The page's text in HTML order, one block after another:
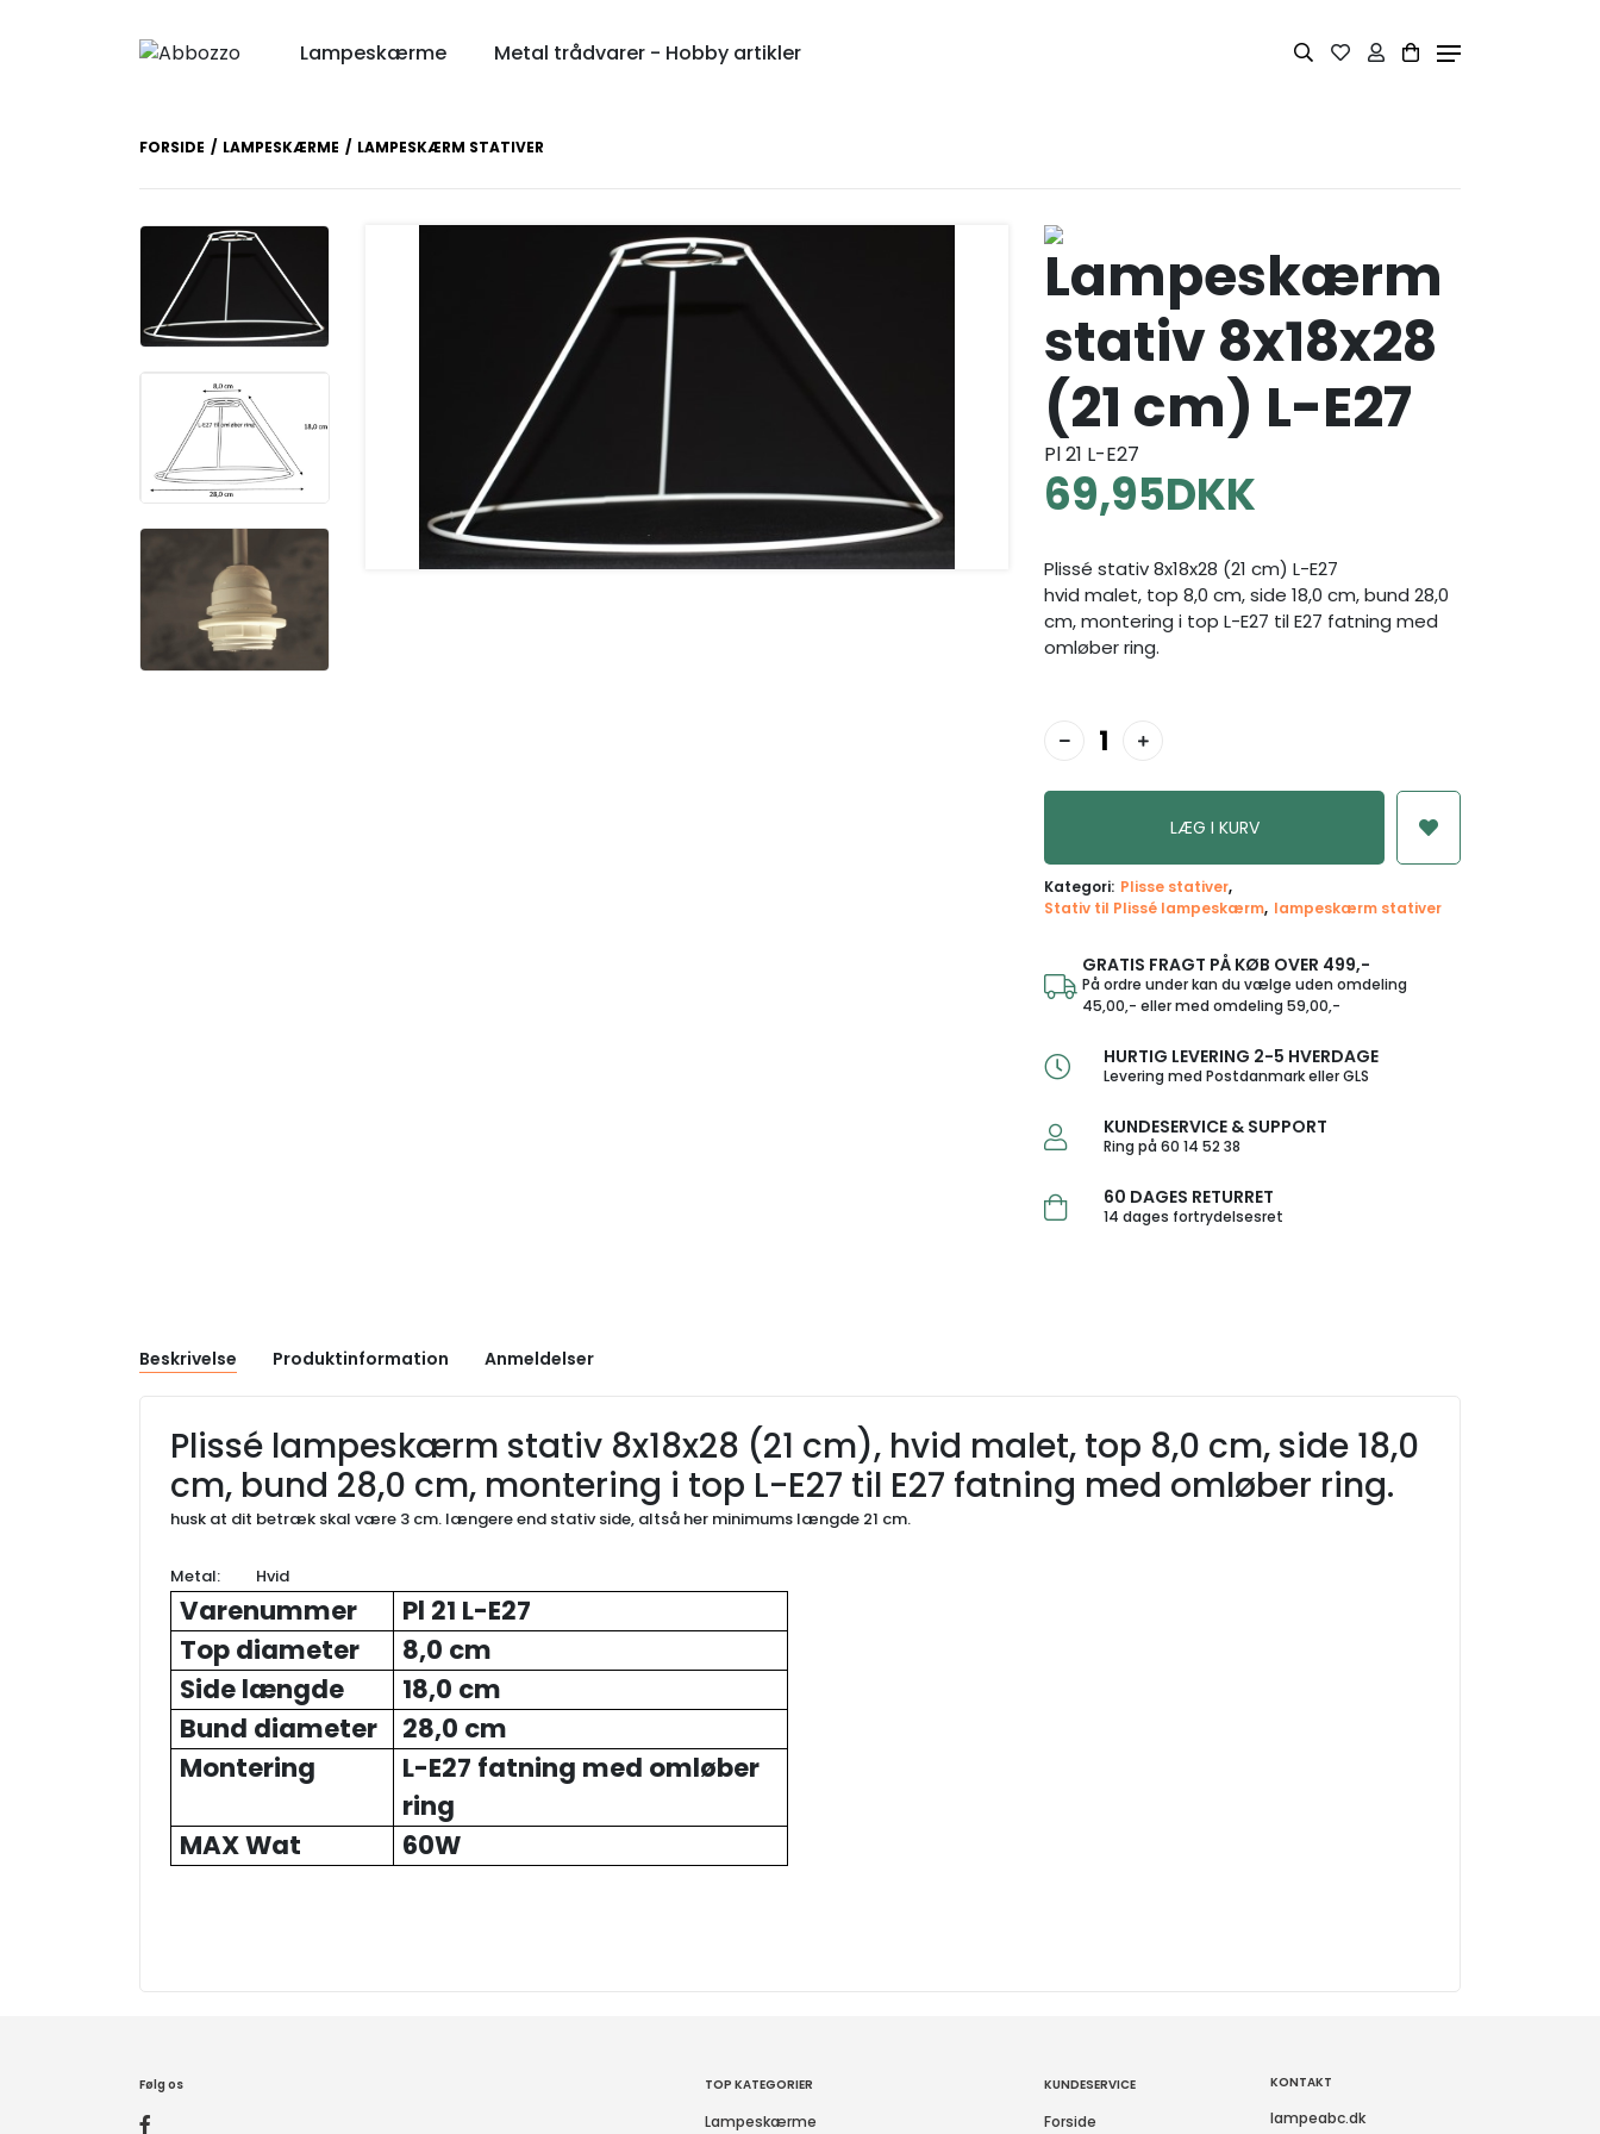
Lampeskærme Metal trådvarer - Hobby artikler
FORSIDE LAMPESKÆRME LAMPESKÆRM STATIVER
Lampeskærm
stativ 8x18x28
(21 cm) L-E27
Pl 21 L-E27
69,95DKK
Plissé stativ 8x18x28 (21 cm) L-E27
hvid malet, top 8,0 cm, side 18,0 cm, bund 28,0
cm, montering i top L-E27 til E27 fatning med
omløber ring.
Kategori: Plisse stativer
Stativ til Plissé lampeskærm lampeskærm stativer
GRATIS FRAGT PÅ KØB OVER 499,-
På ordre under kan du vælge uden omdeling
45,00,- eller med omdeling 59,00,-
HURTIG LEVERING 2-5 HVERDAGE
Levering med Postdanmark eller GLS
KUNDESERVICE & SUPPORT
Ring på 60 14 52 38
60 DAGES RETURRET
14 dages fortrydelsesret
Beskrivelse Produktinformation Anmeldelser
Plissé lampeskærm stativ 8x18x28 (21 cm), hvid malet, top 8,0 cm, side 18,0
cm, bund 28,0 cm, montering i top L-E27 til E27 fatning med omløber ring.
husk at dit betræk skal være 3 cm. længere end stativ side, altså her minimums længde 21 cm.
Metal: Hvid
Varenummer
Pl 21 L-E27
Top diameter
8,0 cm
Side længde
18,0 cm
Bund diameter
28,0 cm
Montering
L-E27 fatning med omløber
ring
MAX Wat
60W
Følg os TOP KATEGORIER
Lampeskærme
KUNDESERVICE
Forside
KONTAKT
lampeabc.dk